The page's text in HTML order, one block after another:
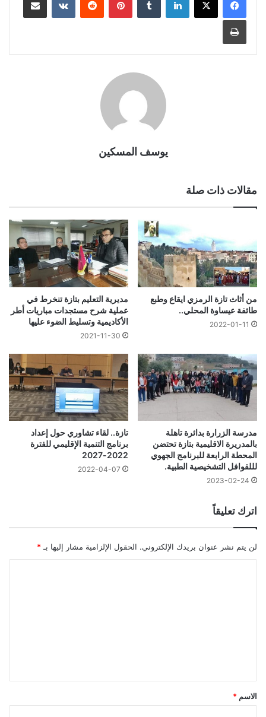
طباعة
يوسف المسكين
مقالات ذات صلة
من أثاث تازة الرمزي ايقاع وطبع
طائفة عيساوة المحلي..
2022-01-11
مديرية التعليم بتازة تنخرط في
عملية شرح مستجدات مباريات أطر
الأكاديمية وتسليط الضوء عليها
2021-11-30
مدرسة الزرارة بدائرة تاهلة
بالمدريرة الاقليمية بتازة تحتضن
المحطة الرابعة للبرنامج الجهوي
لللقوافل التشخيصية الطبية.
2023-02-24
تازة.. لقاء تشاوري حول إعداد
برنامج التنمية الإقليمي للفترة
2022-2027
2022-04-07
اترك تعليقاً
لن يتم نشر عنوان بريدك الإلكتروني. الحقول الإلزامية مشار إليها بـ *
*
الاسم *